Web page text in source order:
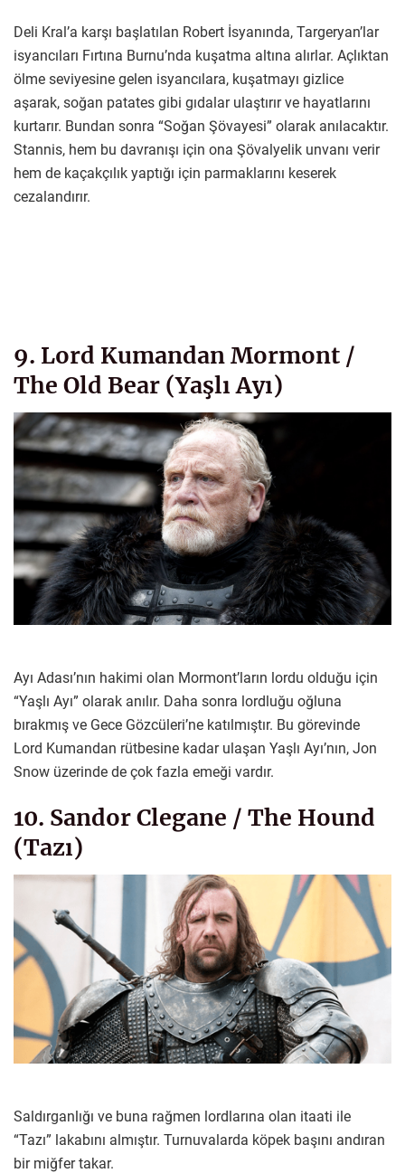
Deli Kral’a karşı başlatılan Robert İsyanında, Targeryan’lar
isyancıları Fırtına Burnu’nda kuşatma altına alırlar. Açlıktan
ölme seviyesine gelen isyancılara, kuşatmayı gizlice
aşarak, soğan patates gibi gıdalar ulaştırır ve hayatlarını
kurtarır. Bundan sonra “Soğan Şövayesi” olarak anılacaktır.
Stannis, hem bu davranışı için ona Şövalyelik unvanı verir
hem de kaçakçılık yaptığı için parmaklarını keserek
cezalandırır.
9. Lord Kumandan Mormont /
The Old Bear (Yaşlı Ayı)
Ayı Adası’nın hakimi olan Mormont’ların lordu olduğu için
“Yaşlı Ayı” olarak anılır. Daha sonra lordluğu oğluna
bırakmış ve Gece Gözcüleri’ne katılmıştır. Bu görevinde
Lord Kumandan rütbesine kadar ulaşan Yaşlı Ayı’nın, Jon
Snow üzerinde de çok fazla emeği vardır.
10. Sandor Clegane / The Hound
(Tazı)
Saldırganlığı ve buna rağmen lordlarına olan itaati ile
“Tazı” lakabını almıştır. Turnuvalarda köpek başını andıran
bir miğfer takar.